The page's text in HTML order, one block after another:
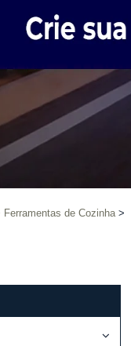
Ferramentas de Cozinha